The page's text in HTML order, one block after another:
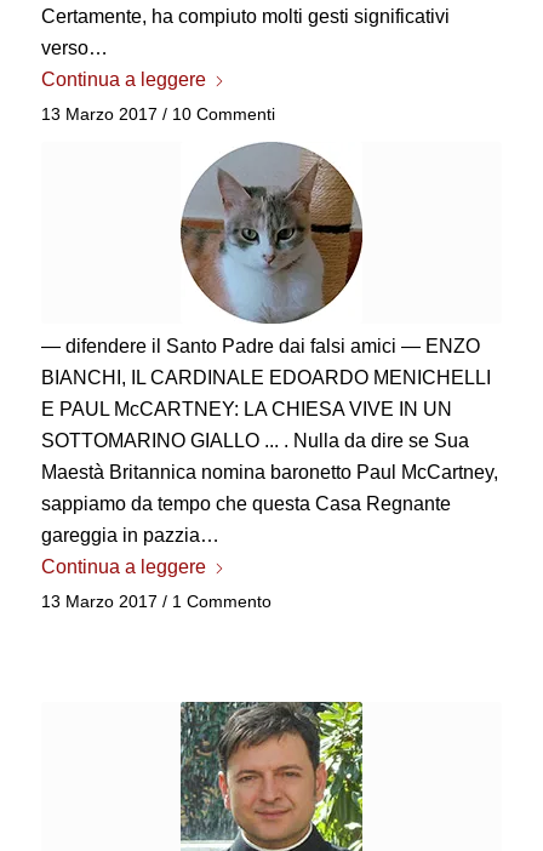
Certamente, ha compiuto molti gesti significativi
verso…
Continua a leggere
13 Marzo 2017 / 10 Commenti
— difendere il Santo Padre dai falsi amici — ENZO
BIANCHI, IL CARDINALE EDOARDO MENICHELLI
E PAUL McCARTNEY: LA CHIESA VIVE IN UN
SOTTOMARINO GIALLO ... . Nulla da dire se Sua
Maestà Britannica nomina baronetto Paul McCartney,
sappiamo da tempo che questa Casa Regnante
gareggia in pazzia…
Continua a leggere
13 Marzo 2017 / 1 Commento